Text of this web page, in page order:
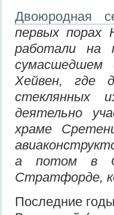
Двоюродная
первых порах
работали на
сумасшедшем
Хейвен, где
стеклянных
деятельно
храме
а потом в
Стратфорде,
Последние